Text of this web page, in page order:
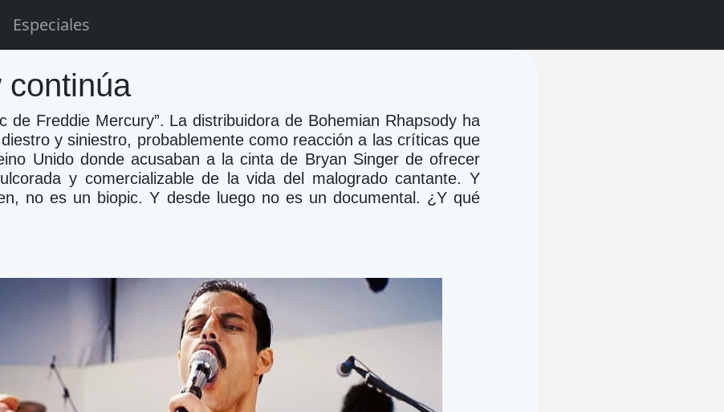
Especiales
continúa
de Freddie Mercury”. La distribuidora de Bohemian Rhapsody ha
y siniestro, probablemente como reacción a las críticas que
Unido donde acusaban a la cinta de Bryan Singer de ofrecer
y comercializable de la vida del malogrado cantante. Y
no es un biopic. Y desde luego no es un documental. ¿Y qué